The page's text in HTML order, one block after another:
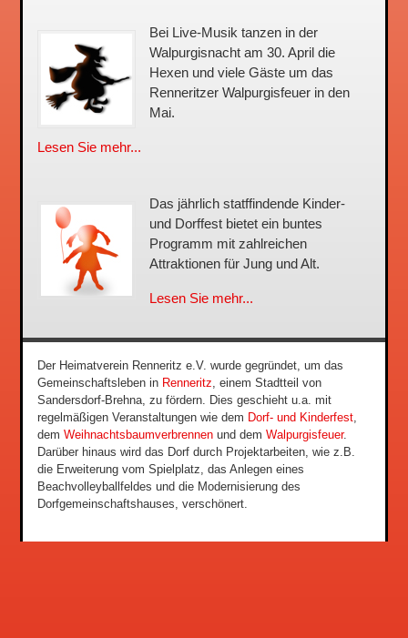
Bei Live-Musik tanzen in der
Walpurgisnacht am 30. April die
Hexen und viele Gäste um das
Renneritzer Walpurgisfeuer in den
Mai.
Lesen Sie mehr...
Das jährlich statffindende Kinder-
und Dorffest bietet ein buntes
Programm mit zahlreichen
Attraktionen für Jung und Alt.
Lesen Sie mehr...
Der Heimatverein Renneritz e.V. wurde gegründet, um das
Gemeinschaftsleben in Renneritz, einem Stadtteil von
Sandersdorf-Brehna, zu fördern. Dies geschieht u.a. mit
regelmäßigen Veranstaltungen wie dem Dorf- und Kinderfest,
demWeihnachtsbaumverbrennen und demWalpurgisfeuer.
Darüber hinaus wird das Dorf durch Projektarbeiten, wie z.B.
die Erweiterung vom Spielplatz, das Anlegen eines
Beachvolleyballfeldes und die Modernisierung des
Dorfgemeinschaftshauses, verschönert.